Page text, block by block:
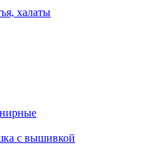
халаты
с вышивкой